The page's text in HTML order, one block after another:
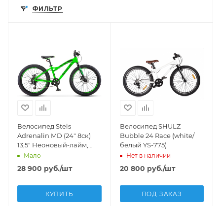
ФИЛЬТР
Велосипед Stels
Adrenalin MD (24" 8ск)
13,5" Неоновый-лайм,
V010 (м)
Мало
28 900 руб./шт
КУПИТЬ
Велосипед SHULZ
Bubble 24 Race (white/
белый YS-775)
Нет в наличии
20 800 руб./шт
ПОД ЗАКАЗ